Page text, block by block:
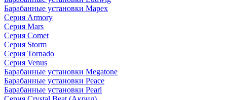
Барабанные установки Mapex
Серия Armory
Серия Mars
Серия Comet
Серия Storm
Серия Tornado
Серия Venus
Барабанные установки Megatone
Барабанные установки Peace
Барабанные установки Pearl